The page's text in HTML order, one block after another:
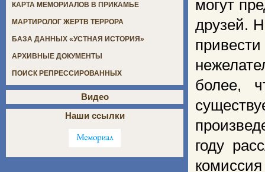
могут
друзей.
более,
году
КАРТА МЕМОРИАЛОВ В ПРИКАМЬЕ
МАРТИРОЛОГ ЖЕРТВ ТЕРРОРА
БАЗА ДАННЫХ «УСТНАЯ ИСТОРИЯ»
АРХИВНЫЕ ДОКУМЕНТЫ
ПОИСК РЕПРЕССИРОВАННЫХ
Видео
Наши ссылки